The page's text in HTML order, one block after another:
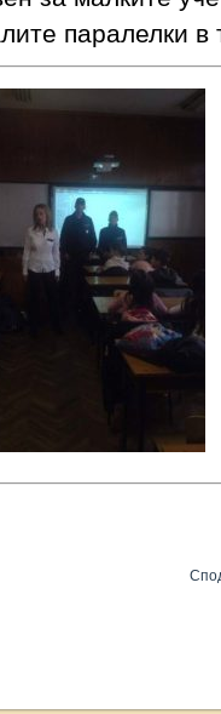
паралелки в